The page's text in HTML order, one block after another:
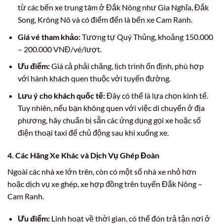
từ các bến xe trung tâm ở Đắk Nông như Gia Nghĩa, Đắk
Song, Krông Nô và có điểm đến là bến xe Cam Ranh.
Giá vé tham khảo:Tương tự Quý Thủng, khoảng 150.000
– 200.000 VNĐ/vé/lượt.
Ưu điểm:Giá cả phải chăng, lịch trình ổn định, phù hợp
với hành khách quen thuộc với tuyến đường.
Lưu ý cho khách quốc tế:Đây có thể là lựa chọn kinh tế.
Tuy nhiên, nếu bạn không quen với việc di chuyển ở địa
phương, hãy chuẩn bị sẵn các ứng dụng gọi xe hoặc số
điện thoại taxi để chủ động sau khi xuống xe.
4. Các Hãng Xe Khác và Dịch Vụ Ghép Đoàn
Ngoài các nhà xe lớn trên, còn có một số nhà xe nhỏ hơn
hoặc dịch vụ xe ghép, xe hợp đồng trên tuyến Đắk Nông –
Cam Ranh.
Ưu điểm:Linh hoạt về thời gian, có thể đón trả tận nơi ở